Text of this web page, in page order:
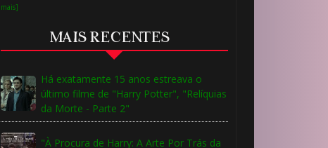
mais]
MAIS RECENTES
Há exatamente 15 anos estreava o
último filme de "Harry Potter", "Relíquias
da Morte - Parte 2"
"À Procura de Harry: A Arte Por Trás da
🎈